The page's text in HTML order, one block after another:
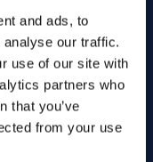
and ads, to
our traffic.
use of our site with
partners who
that you’ve
from your use